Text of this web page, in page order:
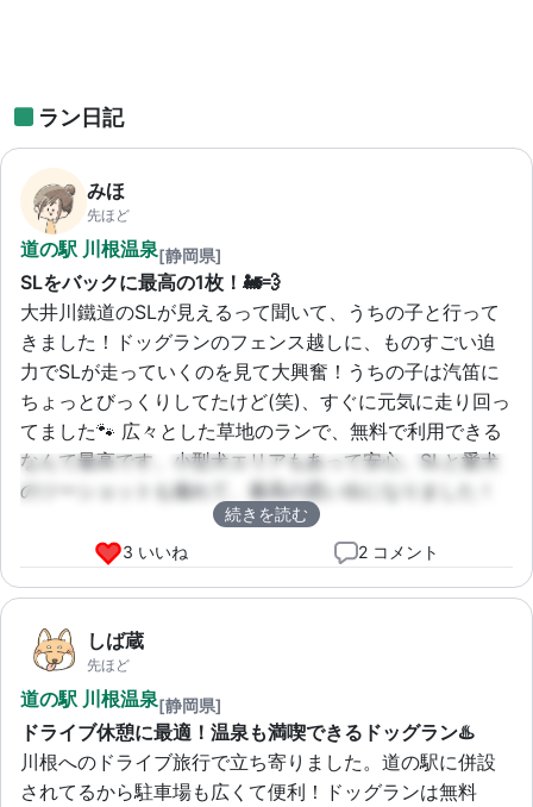
ラン日記
みほ
先ほど
道の駅 川根温泉[静岡県]
SLをバックに最高の1枚！🚂💨
大井川鐵道のSLが見えるって聞いて、うちの子と行って
きました！ドッグランのフェンス越しに、ものすごい迫
力でSLが走っていくのを見て大興奮！うちの子は汽笛に
ちょっとびっくりしてたけど(笑)、すぐに元気に走り回っ
てました🐾 広々とした草地のランで、無料で利用できる
なんて最高です。小型犬エリアもあって安心。SLと愛犬
のツーショットも撮れて、最高の思い出になりました！
続きを読む
3 いいね
2 コメント
しば蔵
先ほど
道の駅 川根温泉[静岡県]
ドライブ休憩に最適！温泉も満喫できるドッグラン♨️
川根へのドライブ旅行で立ち寄りました。道の駅に併設
されてるから駐車場も広くて便利！ドッグランは無料